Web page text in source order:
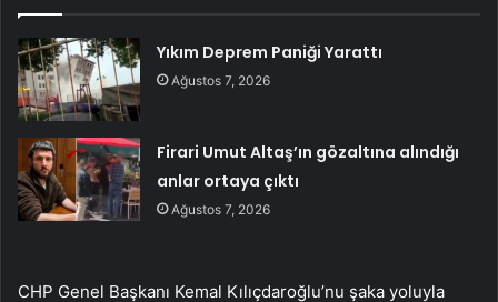
Yıkım Deprem Paniği Yarattı
Ağustos 7, 2026
Firari Umut Altaş’ın gözaltına alındığı
anlar ortaya çıktı
Ağustos 7, 2026
CHP Genel Başkanı Kemal Kılıçdaroğlu’nu şaka yoluyla